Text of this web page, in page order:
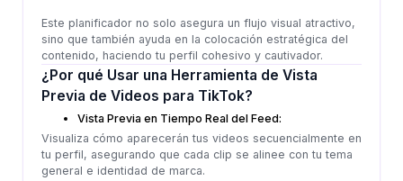
Este planificador no solo asegura un flujo visual atractivo,
sino que también ayuda en la colocación estratégica del
contenido, haciendo tu perfil cohesivo y cautivador.
¿Por qué Usar una Herramienta de Vista
Previa de Videos para TikTok?
Vista Previa en Tiempo Real del Feed:
Visualiza cómo aparecerán tus videos secuencialmente en
tu perfil, asegurando que cada clip se alinee con tu tema
general e identidad de marca.